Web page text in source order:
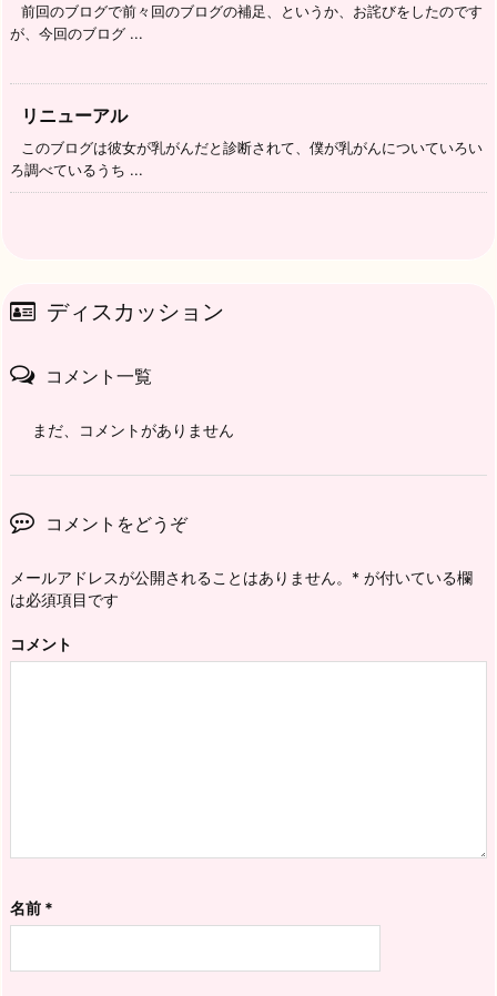
前回のブログで前々回のブログの補足、というか、お詫びをしたのです
が、今回のブログ ...
リニューアル
このブログは彼女が乳がんだと診断されて、僕が乳がんについていろい
ろ調べているうち ...
ディスカッション
コメント一覧
まだ、コメントがありません
コメントをどうぞ
メールアドレスが公開されることはありません。 * が付いている欄
は必須項目です
コメント
名前 *